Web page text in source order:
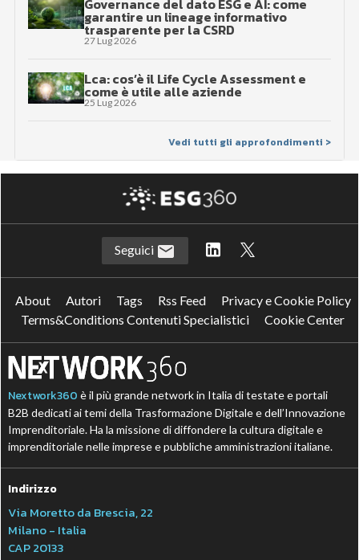
garantire un lineage informativo
trasparente per la CSRD
27 Lug 2026
Lca: cos’è il Life Cycle Assessment e
come è utile alle aziende
25 Lug 2026
Vedi tutti gli approfondimenti >
Seguici
About Autori Tags Rss Feed
Privacy e Cookie Policy
Terms&Conditions Contenuti Specialistici
Cookie Center
Nextwork360 è il più grande network in Italia di testate e portali
B2B dedicati ai temi della Trasformazione Digitale e dell’Innovazione
Imprenditoriale. Ha la missione di diffondere la cultura digitale e
imprenditoriale nelle imprese e pubbliche amministrazioni italiane.
Indirizzo
Via Moretto da Brescia, 22
Milano - Italia
CAP 20133